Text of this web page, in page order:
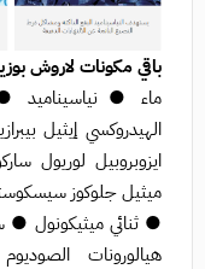
باقي مكونات لاروش
ماء ●
الهيدروكسي إيثيل
ميثيل جلوكوز
● ثنائي ميثيكونول ●
هيالورونات